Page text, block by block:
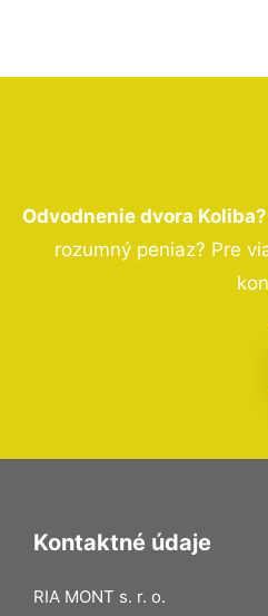
Odvodnenie dvora Koliba?
rozumný peniaz? Pre
Kontaktné údaje
RIA MONT s. r. o.